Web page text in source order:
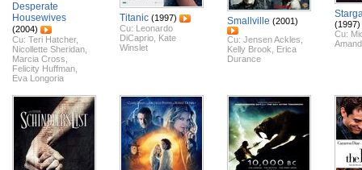
Desperate
Housewives
(2004)
Cu: Teri Hatcher,
Nicollette Sheridan
Marcia Cross
Felicity Huffman
Eva Longoria
Titanic (1997)
Cu: Leonardo
DiCaprio Kate
Winslet
Smallville (2001)
Cu: Jensen Ackles
Kelly Brook
Erica
Durance
(1997)
Cu: